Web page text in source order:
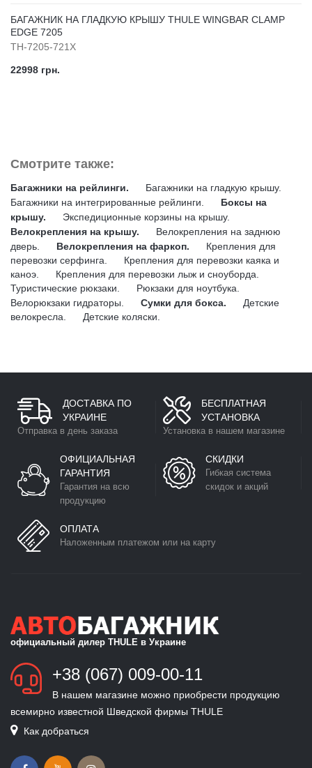
БАГАЖНИК НА ГЛАДКУЮ КРЫШУ THULE WINGBAR CLAMP
EDGE 7205
TH-7205-721X
22998 грн.
Смотрите также:
Багажники на рейлинги.
Багажники на гладкую крышу.
Багажники на интегрированные рейлинги.
Боксы на
крышу.
Экспедиционные корзины на крышу.
Велокрепления на крышу.
Велокрепления на заднюю
дверь.
Велокрепления на фаркоп.
Крепления для
перевозки серфинга.
Крепления для перевозки каяка и
каноэ.
Крепления для перевозки лыж и сноуборда.
Туристические рюкзаки.
Рюкзаки для ноутбука.
Велорюкзаки гидраторы.
Сумки для бокса.
Детские
велокресла.
Детские коляски.
ДОСТАВКА ПО
УКРАИНЕ
Отправка в день заказа
БЕСПЛАТНАЯ
УСТАНОВКА
Установка в нашем магазине
ОФИЦИАЛЬНАЯ
ГАРАНТИЯ
Гарантия на всю
продукцию
СКИДКИ
Гибкая система
скидок и акций
ОПЛАТА
Наложенным платежом или на карту
официальный дилер THULE в Украине
+38 (067) 009-00-11
В нашем магазине можно приобрести продукцию
всемирно известной Шведской фирмы THULE
Как добраться